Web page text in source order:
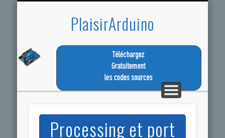
PlaisirArduino
Processing et port